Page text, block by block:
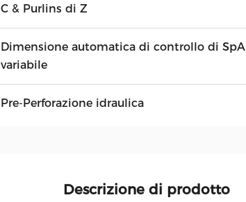
C & Purlins di Z
Dimensione automatica di controllo di SpA
variabile
Pre-Perforazione idraulica
Descrizione di prodotto